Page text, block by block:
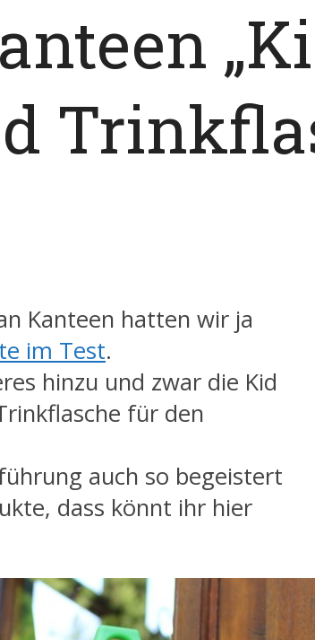
Kanteen hatten wir ja
im Test.
hinzu und zwar die Kid
für den
auch so begeistert
dass könnt ihr hier